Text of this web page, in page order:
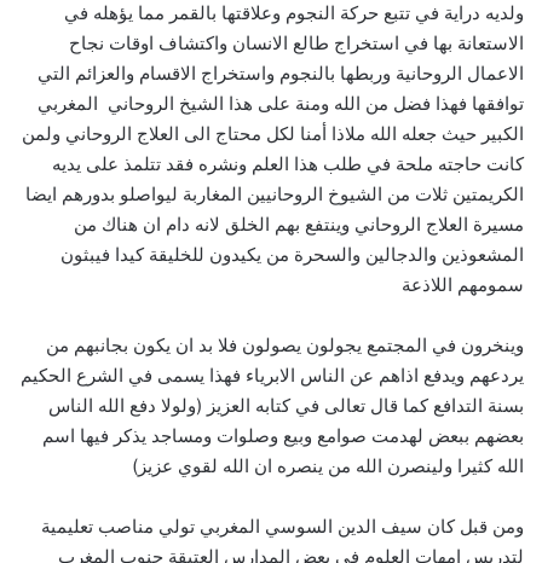
ولديه دراية في تتبع حركة النجوم وعلاقتها بالقمر مما يؤهله في
الاستعانة بها في استخراج طالع الانسان واكتشاف اوقات نجاح
الاعمال الروحانية وربطها بالنجوم واستخراج الاقسام والعزائم التي
توافقها فهذا فضل من الله ومنة على هذا الشيخ الروحاني المغربي
الكبير حيث جعله الله ملاذا أمنا لكل محتاج الى العلاج الروحاني ولمن
كانت حاجته ملحة في طلب هذا العلم ونشره فقد تتلمذ على يديه
الكريمتين ثلات من الشيوخ الروحانيين المغاربة ليواصلو بدورهم ايضا
مسيرة العلاج الروحاني وينتفع بهم الخلق لانه دام ان هناك من
المشعوذين والدجالين والسحرة من يكيدون للخليقة كيدا فيبثون
سمومهم اللاذعة
وينخرون في المجتمع يجولون يصولون فلا بد ان يكون بجانبهم من
يردعهم ويدفع اذاهم عن الناس الابرياء فهذا يسمى في الشرع الحكيم
بسنة التدافع كما قال تعالى في كتابه العزيز (ولولا دفع الله الناس
بعضهم ببعض لهدمت صوامع وبيع وصلوات ومساجد يذكر فيها اسم
الله كثيرا ولينصرن الله من ينصره ان الله لقوي عزيز)
ومن قبل كان سيف الدين السوسي المغربي تولي مناصب تعليمية
لتدريس امهات العلوم في بعض المدارس العتيقة جنوب المغرب